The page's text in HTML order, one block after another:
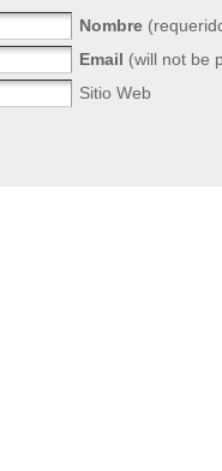
Nombre
Email (will not be
Sitio Web